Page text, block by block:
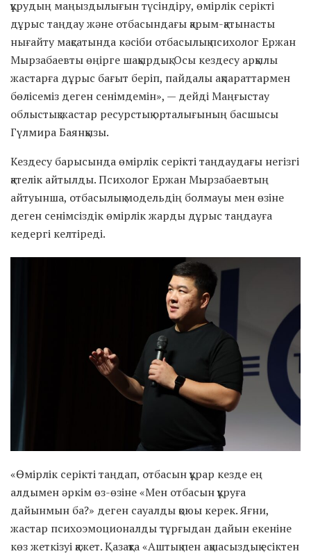
құрудың маңыздылығын түсіндіру, өмірлік серікті
дұрыс таңдау және отбасындағы қарым-қатынасты
нығайту мақсатында кәсіби отбасылық психолог Ержан
Мырзабаевты өңірге шақырдық. Осы кездесу арқылы
жастарға дұрыс бағыт беріп, пайдалы ақпараттармен
бөлісеміз деген сенімдемін», — дейді Маңғыстау
облыстық жастар ресурстық орталығының басшысы
Гүлмира Баянқызы.
Кездесу барысында өмірлік серікті таңдаудағы негізгі
қателік айтылды. Психолог Ержан Мырзабаевтың
айтуынша, отбасылық модельдің болмауы мен өзіне
деген сенімсіздік өмірлік жарды дұрыс таңдауға
кедергі келтіреді.
«Өмірлік серікті таңдап, отбасын құрар кезде ең
алдымен әркім өз-өзіне «Мен отбасын құруға
дайынмын ба?» деген сауалды қоюы керек. Яғни,
жастар психоэмоционалды тұрғыдан дайын екеніне
көз жеткізуі қажет. Қазақта «Аштық пен ақшасыздық есіктен